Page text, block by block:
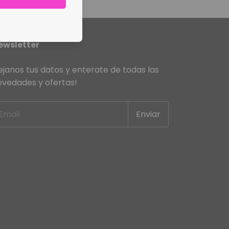
tus datos y enterate de todas las
y ofertas!